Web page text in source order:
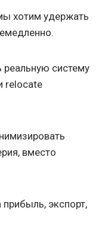
хотим удержать
реальную систему
relocate
вместо
прибыль, экспорт,